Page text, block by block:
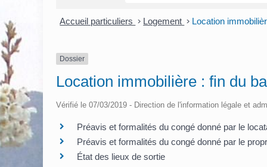
Accueil particuliers > Logement > Location
Dossier
Location immobilière : fin du
Vérifié le 07/03/2019 - Direction de l'information légale et
Préavis et formalités du congé donné par le
Préavis et formalités du congé donné par le
État des lieux de sortie